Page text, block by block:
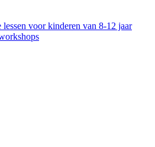
lessen voor kinderen van 8-12 jaar